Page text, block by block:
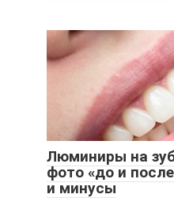
Люминиры на
фото «до и
и минусы